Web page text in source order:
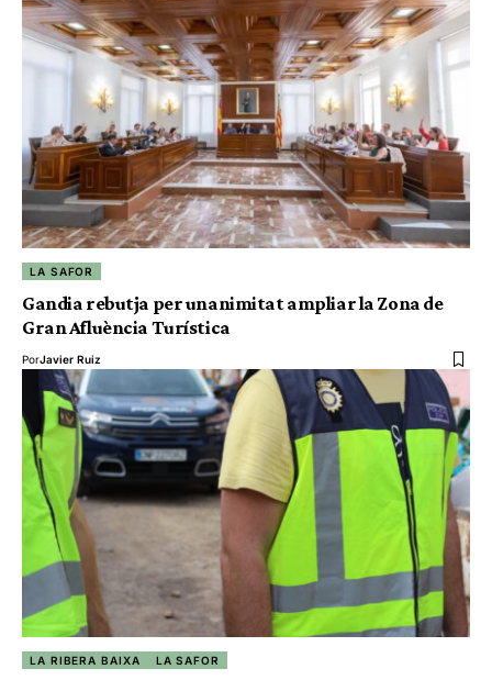
LA SAFOR
Gandia rebutja per unanimitat ampliar la Zona de
Gran Afluència Turística
PorJavier Ruiz
LA RIBERA BAIXA LA SAFOR